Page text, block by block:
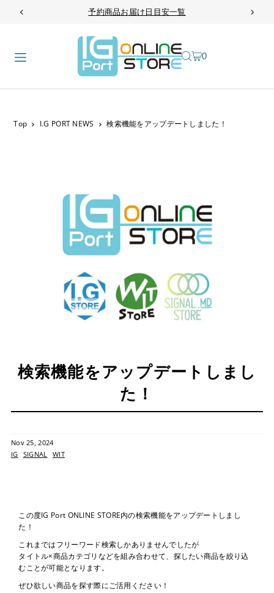
TRANSLATION MISSING: JA.ACCESSIBILITY.SKIP_TO_TEXT
予約商品お届け日目安一覧
0
Top I.G PORT NEWS 検索機能をアップデートしました！
検索機能をアップデートしまし
た！
Nov 25, 2024
IG
SIGNAL WIT
この度IG Port ONLINE STORE内の検索機能をアップデートしまし
た！
これまではフリーワード検索しかありませんでしたが
タイトル×商品カテゴリなどを組み合わせて、探したい商品を絞り込
むことが可能となります。
ぜひ欲しい商品を探す際にご活用ください！